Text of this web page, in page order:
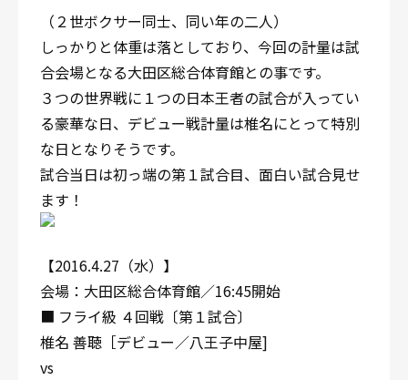
（２世ボクサー同士、同い年の二人）
しっかりと体重は落としており、今回の計量は試
合会場となる大田区総合体育館との事です。
３つの世界戦に１つの日本王者の試合が入ってい
る豪華な日、デビュー戦計量は椎名にとって特別
な日となりそうです。
試合当日は初っ端の第１試合目、面白い試合見せ
ます！
【2016.4.27（水）】
会場：大田区総合体育館／16:45開始
■ フライ級 ４回戦〔第１試合〕
椎名 善聴［デビュー／八王子中屋]
vs